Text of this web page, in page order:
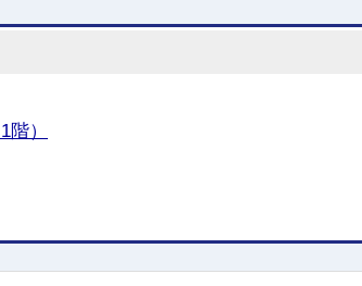
）